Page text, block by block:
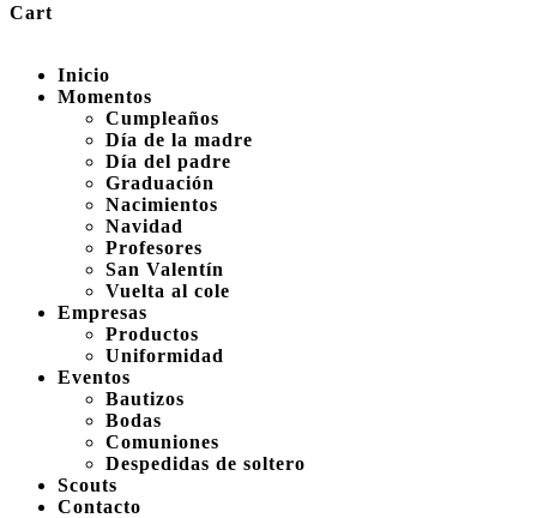
Cart
Inicio
Momentos
Cumpleaños
Día de la madre
Día del padre
Graduación
Nacimientos
Navidad
Profesores
San Valentín
Vuelta al cole
Empresas
Productos
Uniformidad
Eventos
Bautizos
Bodas
Comuniones
Despedidas de soltero
Scouts
Contacto